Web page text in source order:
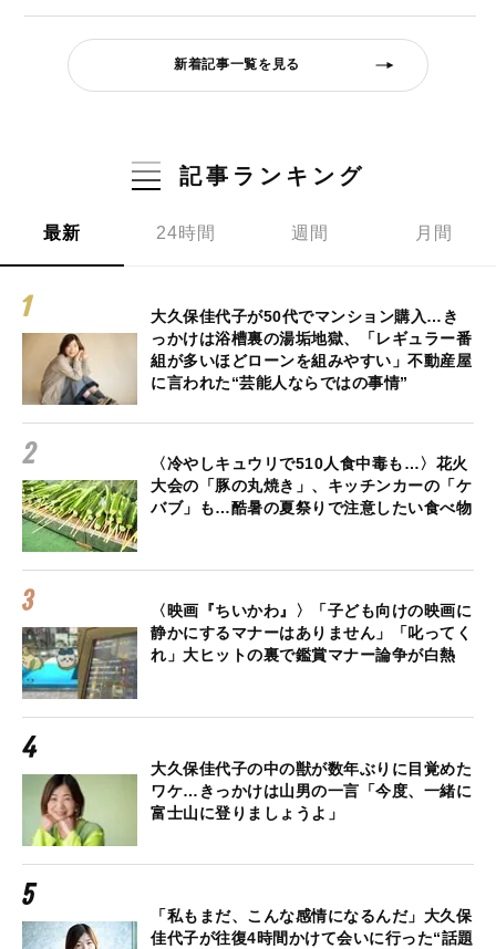
新着記事一覧を見る
記事ランキング
最新 24時間 週間 月間
大久保佳代子が50代でマンション購入…き
っかけは浴槽裏の湯垢地獄、「レギュラー番
組が多いほどローンを組みやすい」不動産屋
に言われた“芸能人ならではの事情”
〈冷やしキュウリで510人食中毒も…〉花火
大会の「豚の丸焼き」、キッチンカーの「ケ
バブ」も…酷暑の夏祭りで注意したい食べ物
〈映画『ちいかわ』〉「子ども向けの映画に
静かにするマナーはありません」「叱ってく
れ」大ヒットの裏で鑑賞マナー論争が白熱
大久保佳代子の中の獣が数年ぶりに目覚めた
ワケ…きっかけは山男の一言「今度、一緒に
富士山に登りましょうよ」
「私もまだ、こんな感情になるんだ」大久保
佳代子が往復4時間かけて会いに行った“話題